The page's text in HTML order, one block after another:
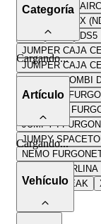
CITROËN C5
CITROËN C5 X
DS4 DS5
JUMPER CAJA
JUMPER CAJA
JUMPER COMBI
JUMPER I
JUMPER II
JUMPY I
JUMPY
NEMO
XANTIA BERLINA
XSARA BREAK
ZX BREAK
Categoría
Cargando...
Artículo
Cargando...
Vehículo